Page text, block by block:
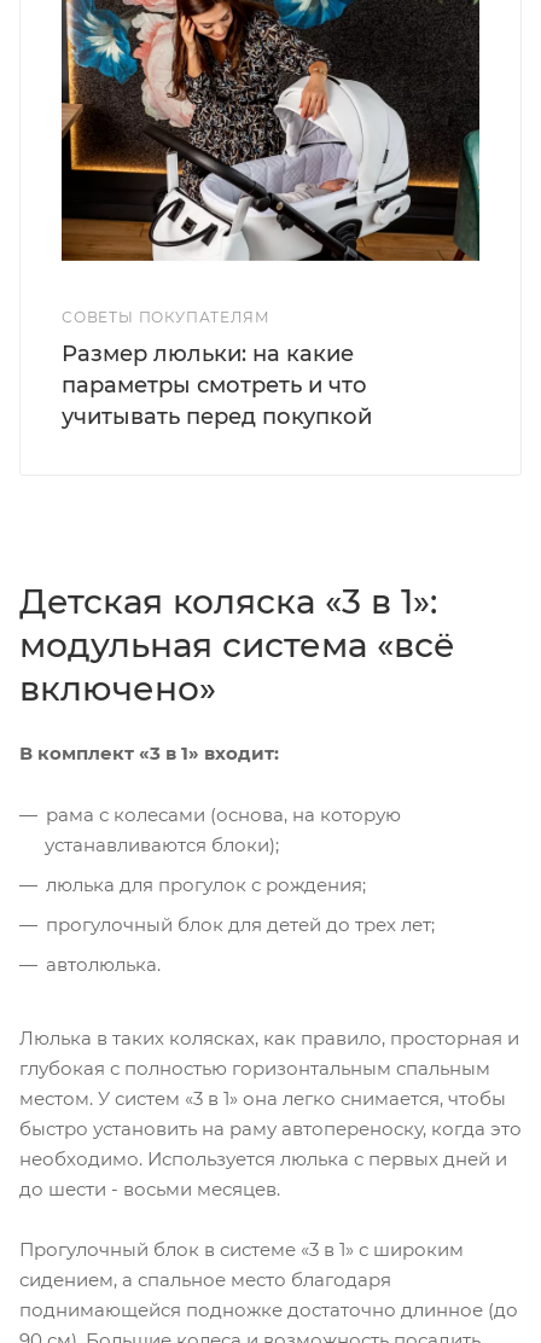
СОВЕТЫ ПОКУПАТЕЛЯМ
Размер люльки: на какие
параметры смотреть и что
учитывать перед покупкой
Детская коляска «3 в 1»:
модульная система «всё
включено»
В комплект «3 в 1» входит:
рама с колесами (основа, на которую
устанавливаются блоки);
люлька для прогулок с рождения;
прогулочный блок для детей до трех лет;
автолюлька.
Люлька в таких колясках, как правило, просторная и
глубокая с полностью горизонтальным спальным
местом. У систем «3 в 1» она легко снимается, чтобы
быстро установить на раму автопереноску, когда это
необходимо. Используется люлька с первых дней и
до шести - восьми месяцев.
Прогулочный блок в системе «3 в 1» с широким
сидением, а спальное место благодаря
поднимающейся подножке достаточно длинное (до